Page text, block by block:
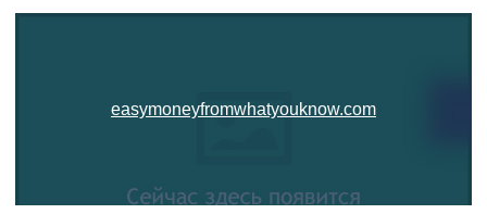
easymoneyfromwhatyouknow.com